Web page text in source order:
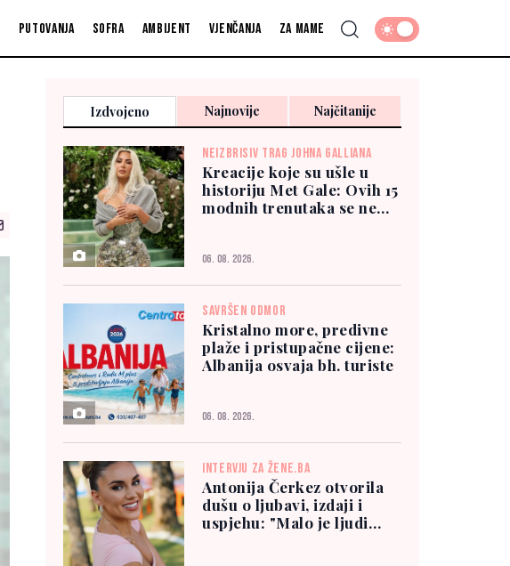
Putovanja Sofra Ambijent Vjenčanja Za mame
Izdvojeno Najnovije Najčitanije
NEIZBRISIV TRAG JOHNA GALLIANA
Kreacije koje su ušle u
historiju Met Gale: Ovih 15
modnih trenutaka se ne
06. 08. 2026.
SAVRŠEN ODMOR
Kristalno more, predivne
plaže i pristupačne cijene:
Albanija osvaja bh. turiste
06. 08. 2026.
INTERVJU ZA ŽENE.BA
Antonija Čerkez otvorila
dušu o ljubavi, izdaji i
uspjehu: "Malo je ljudi